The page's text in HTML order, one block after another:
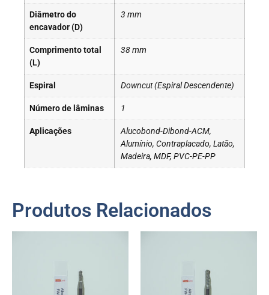
Diâmetro do
encavador (D)
3 mm
Comprimento total
(L)
38 mm
Espiral Downcut (Espiral Descendente)
Número de lâminas 1
Aplicações
Alucobond-Dibond-ACM,
Alumínio, Contraplacado, Latão,
Madeira, MDF, PVC-PE-PP
Produtos Relacionados